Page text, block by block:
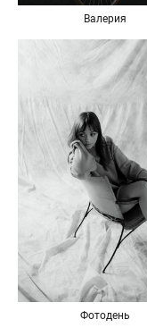
Валерия
Фотодень